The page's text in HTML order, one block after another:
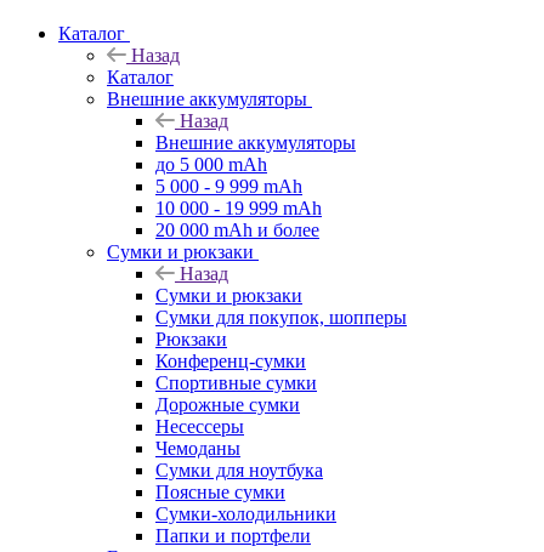
Каталог
Назад
Каталог
Внешние аккумуляторы
Назад
Внешние аккумуляторы
до 5 000 mAh
5 000 - 9 999 mAh
10 000 - 19 999 mAh
20 000 mAh и более
Сумки и рюкзаки
Назад
Сумки и рюкзаки
Сумки для покупок, шопперы
Рюкзаки
Конференц-сумки
Спортивные сумки
Дорожные сумки
Несессеры
Чемоданы
Сумки для ноутбука
Поясные сумки
Сумки-холодильники
Папки и портфели